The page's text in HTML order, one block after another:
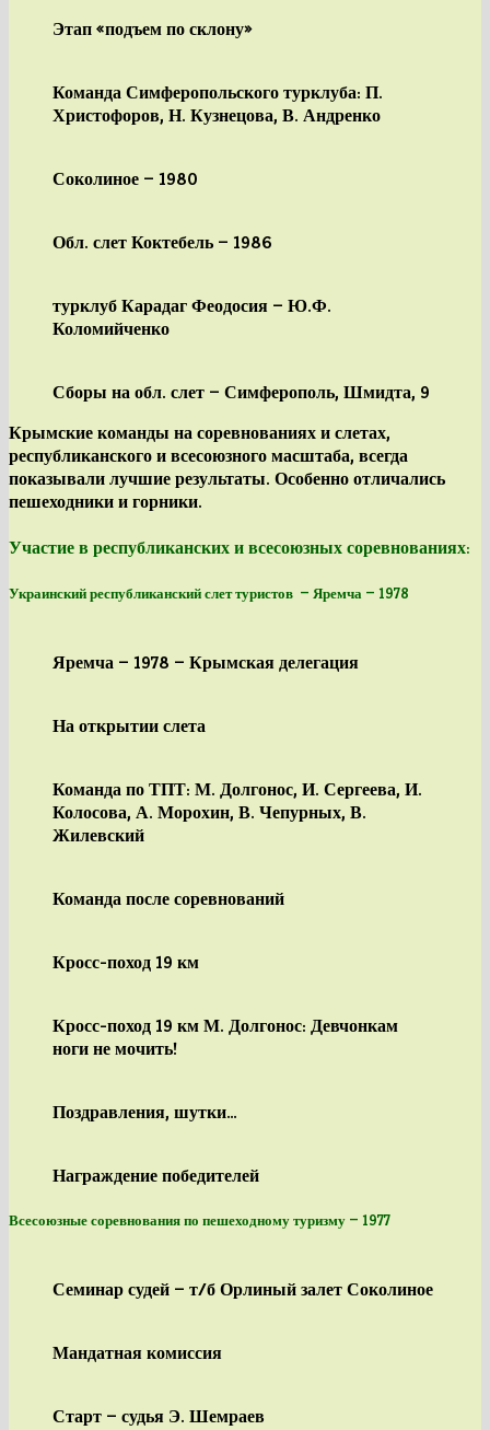
Этап «подъем по склону»
Команда Симферопольского турклуба: П.
Христофоров, Н. Кузнецова, В. Андренко
Соколиное — 1980
Обл. слет Коктебель — 1986
турклуб Карадаг Феодосия — Ю.Ф.
Коломийченко
Сборы на обл. слет — Симферополь, Шмидта, 9
Крымские команды на соревнованиях и слетах,
республиканского и всесоюзного масштаба, всегда
показывали лучшие результаты. Особенно отличались
пешеходникиигорники.
Участие в республиканских и всесоюзных соревнованиях:
Украинский республиканский слет туристов — Яремча — 1978
Яремча — 1978 — Крымская делегация
На открытии слета
Команда по ТПТ: М. Долгонос, И. Сергеева, И.
Колосова, А. Морохин, В. Чепурных, В.
Жилевский
Команда после соревнований
Кросс-поход 19 км
Кросс-поход 19 км М. Долгонос: Девчонкам
ноги не мочить!
Поздравления, шутки…
Награждение победителей
Всесоюзные соревнования по пешеходному туризму — 1977
Семинар судей — т/б Орлиный залет Соколиное
Мандатная комиссия
Старт — судья Э. Шемраев